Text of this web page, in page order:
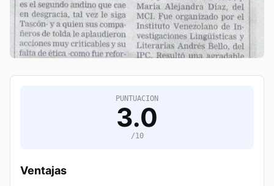
PUNTUACION
3.0
/10
Ventajas